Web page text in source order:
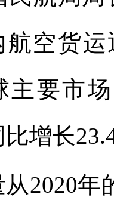
空货
主要市
增长
2020年